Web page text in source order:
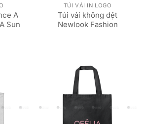
A
Sun
TÚI VẢI IN LOGO
Túi vải không dệt
Newlook Fashion